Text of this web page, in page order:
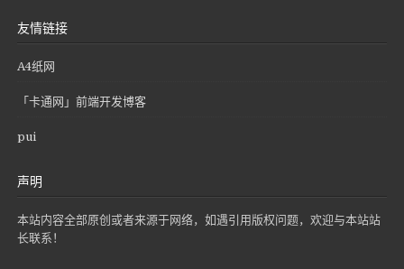
友情链接
A4纸网
「卡通网」前端开发博客
pui
声明
本站内容全部原创或者来源于网络，如遇引用版权问题，欢迎与本站站
长联系！